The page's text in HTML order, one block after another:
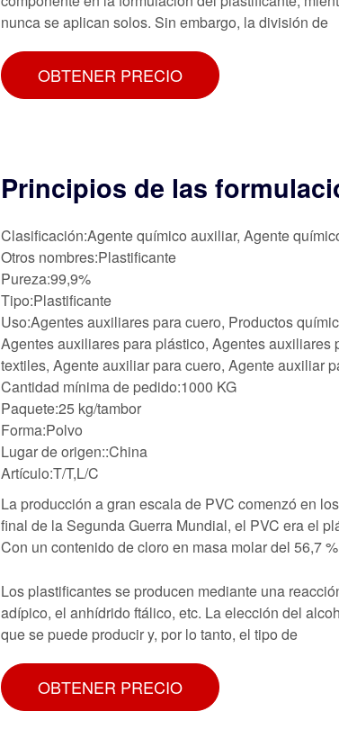
nunca se aplican solos. Sin embargo, la división de
OBTENER PRECIO
Principios de las
Clasificación:Agente químico auxiliar, Agente
Otros nombres:Plastificante
Pureza:99,9%
Tipo:Plastificante
Uso:Agentes auxiliares para cuero, Productos
Agentes auxiliares para plástico, Agentes
textiles, Agente auxiliar para cuero, Agente auxiliar
Cantidad mínima de pedido:1000 KG
Paquete:25 kg/tambor
Forma:Polvo
Lugar de origen::China
Artículo:T/T,L/C
La producción a gran escala de PVC comenzó en
final de la Segunda Guerra Mundial, el PVC era el
Con un contenido de cloro en masa molar del 56,7
Los plastificantes se producen mediante una
adípico, el anhídrido ftálico, etc. La elección del
que se puede producir y, por lo tanto, el tipo de
OBTENER PRECIO